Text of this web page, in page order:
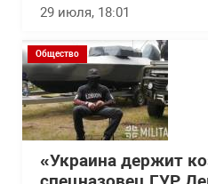
29 июля, 18:01
Общество
«Украина держит